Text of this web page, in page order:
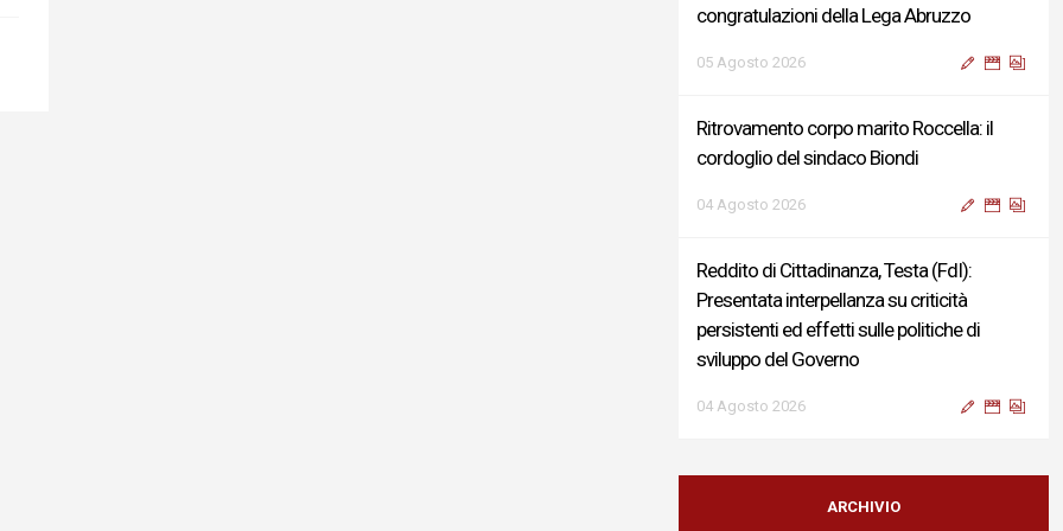
congratulazioni della Lega Abruzzo
05 Agosto 2026
Ritrovamento corpo marito Roccella: il
cordoglio del sindaco Biondi
04 Agosto 2026
Reddito di Cittadinanza, Testa (FdI):
Presentata interpellanza su criticità
persistenti ed effetti sulle politiche di
sviluppo del Governo
04 Agosto 2026
Sigismondi, Liris e Testa: “Profondo
cordoglio e vicinanza al Ministro Roccella e
ARCHIVIO